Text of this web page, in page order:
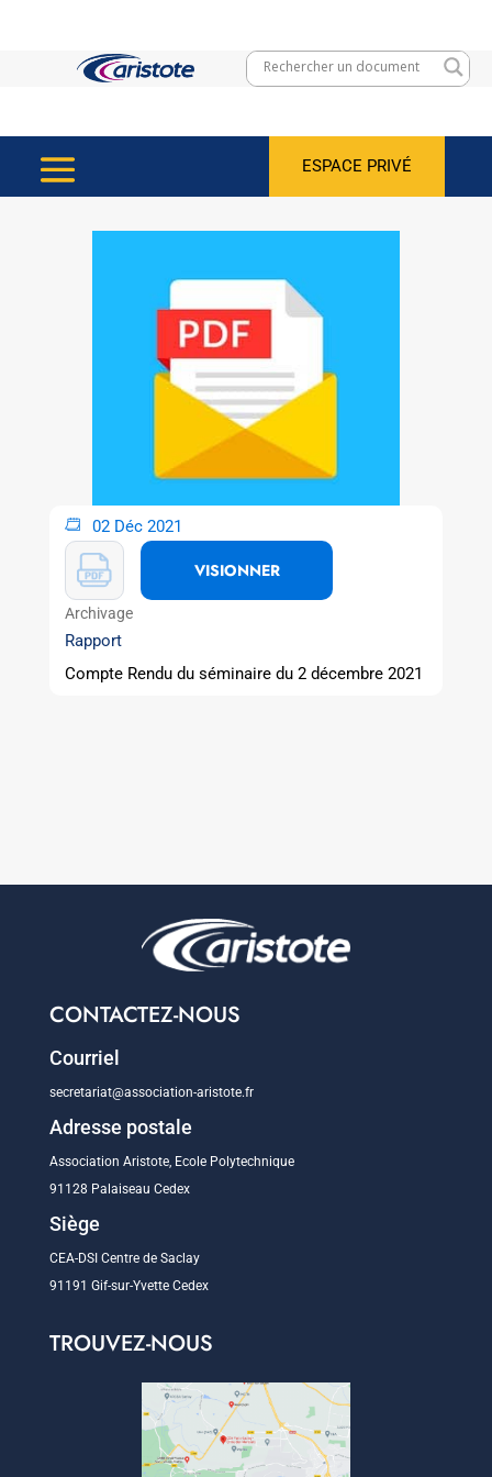
ESPACE PRIVÉ
02 Déc 2021
VISIONNER
Archivage
Rapport
Compte Rendu du séminaire du 2 décembre 2021
CONTACTEZ-NOUS
Courriel
secretariat@association-aristote.fr
Adresse postale
Association Aristote, Ecole Polytechnique
91128 Palaiseau Cedex
Siège
CEA-DSI Centre de Saclay
91191 Gif-sur-Yvette Cedex
TROUVEZ-NOUS